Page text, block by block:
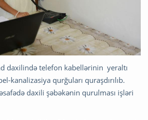
daxilində telefon kabellərinin yeraltı
kanalizasiya qurğuları quraşdırılıb.
daxili şəbəkənin qurulması işləri